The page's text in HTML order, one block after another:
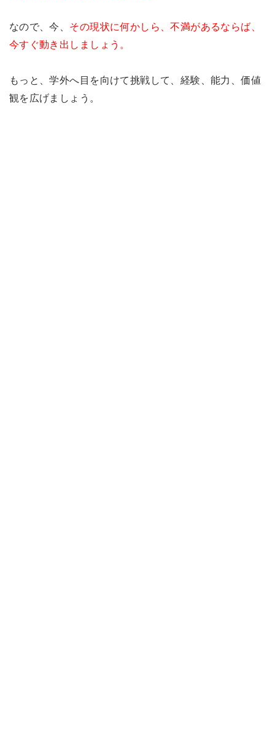
なので、今、 その現状に何かしら、不満があるならば、
今すぐ動き出しましょう。
もっと、学外へ目を向けて挑戦して、経験、能力、価値
観を広げましょう。